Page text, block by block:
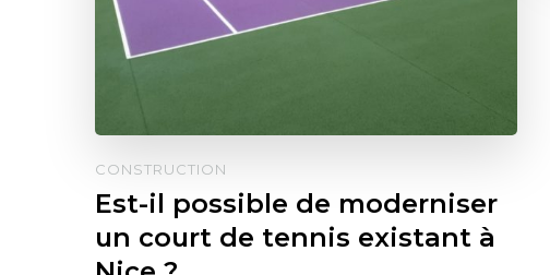
CONSTRUCTION
Est-il possible de moderniser
un court de tennis existant à